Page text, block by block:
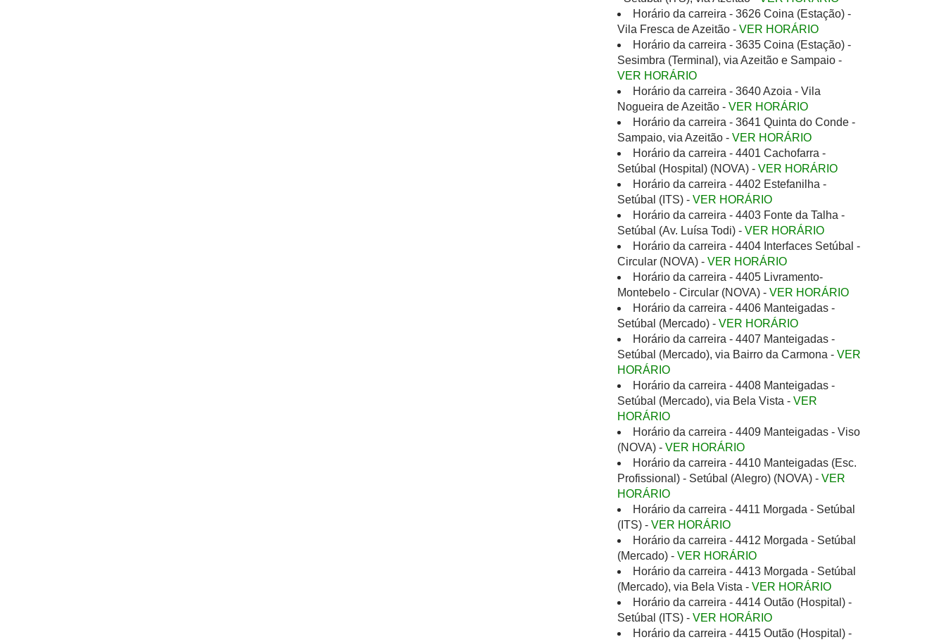
Horário da carreira - 3626 Coina (Estação) -
Vila Fresca de Azeitão - VER HORÁRIO
Horário da carreira - 3635 Coina (Estação) -
Sesimbra (Terminal), via Azeitão e Sampaio -
VER HORÁRIO
Horário da carreira - 3640 Azoia - Vila
Nogueira de Azeitão - VER HORÁRIO
Horário da carreira - 3641 Quinta do Conde -
Sampaio, via Azeitão - VER HORÁRIO
Horário da carreira - 4401 Cachofarra -
Setúbal (Hospital) (NOVA) - VER HORÁRIO
Horário da carreira - 4402 Estefanilha -
Setúbal (ITS) - VER HORÁRIO
Horário da carreira - 4403 Fonte da Talha -
Setúbal (Av. Luísa Todi) - VER HORÁRIO
Horário da carreira - 4404 Interfaces Setúbal -
Circular (NOVA) - VER HORÁRIO
Horário da carreira - 4405 Livramento-
Montebelo - Circular (NOVA) - VER HORÁRIO
Horário da carreira - 4406 Manteigadas -
Setúbal (Mercado) - VER HORÁRIO
Horário da carreira - 4407 Manteigadas -
Setúbal (Mercado), via Bairro da Carmona - VER
HORÁRIO
Horário da carreira - 4408 Manteigadas -
Setúbal (Mercado), via Bela Vista - VER
HORÁRIO
Horário da carreira - 4409 Manteigadas - Viso
(NOVA) - VER HORÁRIO
Horário da carreira - 4410 Manteigadas (Esc.
Profissional) - Setúbal (Alegro) (NOVA) - VER
HORÁRIO
Horário da carreira - 4411 Morgada - Setúbal
(ITS) - VER HORÁRIO
Horário da carreira - 4412 Morgada - Setúbal
(Mercado) - VER HORÁRIO
Horário da carreira - 4413 Morgada - Setúbal
(Mercado), via Bela Vista - VER HORÁRIO
Horário da carreira - 4414 Outão (Hospital) -
Setúbal (ITS) - VER HORÁRIO
Horário da carreira - 4415 Outão (Hospital) -